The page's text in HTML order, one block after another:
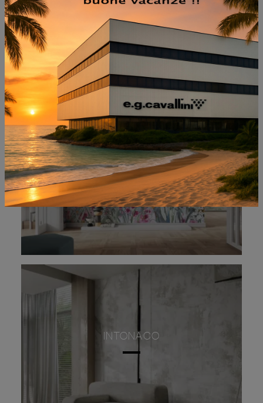
NON PERDERTI ANCHE:
HIBISCUS
INTONACO